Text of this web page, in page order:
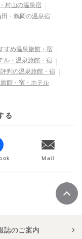
村山の温泉宿
田・鶴岡の温泉宿
すめ温泉旅館・宿
ル・温泉旅館・宿
判の温泉旅館・宿
館・宿・ホテル
る
Mail
誌のご案内